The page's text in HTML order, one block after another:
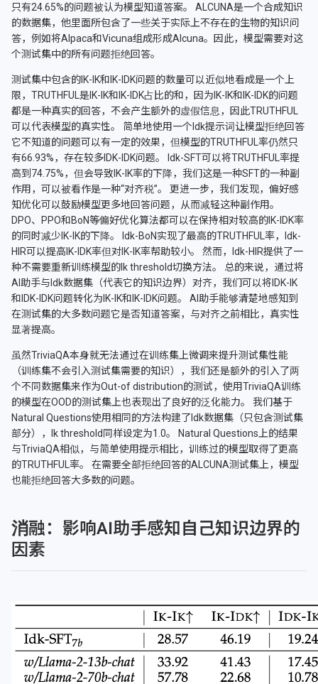
只有24.65%的问题被认为模型知道答案。 ALCUNA是一个合成知识
的数据集，他里面所包含了一些关于实际上不存在的生物的知识问
答，例如将Alpaca和Vicuna组成形成Alcuna。因此，模型需要对这
个测试集中的所有问题拒绝回答。
测试集中包含的IK-IK和IK-IDK问题的数量可以近似地看成是一个上
限，TRUTHFUL是IK-IK和IK-IDK占比的和，因为IK-IK和IK-IDK的问题
都是一种真实的回答，不会产生额外的虚假信息，因此TRUTHFUL
可以代表模型的真实性。 简单地使用一个Idk提示词让模型拒绝回答
它不知道的问题可以有一定的效果，但模型的TRUTHFUL率仍然只
有66.93%，存在较多IDK-IDK问题。 Idk-SFT可以将TRUTHFUL率提
高到74.75%，但会导致IK-IK率的下降，我们这是一种SFT的一种副
作用，可以被看作是一种“对齐税”。 更进一步，我们发现，偏好感
知优化可以鼓励模型更多地回答问题，从而减轻这种副作用。
DPO、PPO和BoN等偏好优化算法都可以在保持相对较高的IK-IDK率
的同时减少IK-IK的下降。 Idk-BoN实现了最高的TRUTHFUL率，Idk-
HIR可以提高IK-IDK率但对IK-IK率帮助较小。 然而，Idk-HIR提供了一
种不需要重新训练模型的Ik threshold切换方法。 总的来说，通过将
AI助手与Idk数据集（代表它的知识边界）对齐，我们可以将IDK-IK
和IDK-IDK问题转化为IK-IK和IK-IDK问题。 AI助手能够清楚地感知到
在测试集的大多数问题它是否知道答案，与对齐之前相比，真实性
显著提高。
虽然TriviaQA本身就无法通过在训练集上微调来提升测试集性能
（训练集不会引入测试集需要的知识），我们还是额外的引入了两
个不同数据集来作为Out-of distribution的测试，使用TriviaQA训练
的模型在OOD的测试集上也表现出了良好的泛化能力。 我们基于
Natural Questions使用相同的方法构建了Idk数据集（只包含测试集
部分），Ik threshold同样设定为1.0。 Natural Questions上的结果
与TriviaQA相似，与简单使用提示相比，训练过的模型取得了更高
的TRUTHFUL率。 在需要全部拒绝回答的ALCUNA测试集上，模型
也能拒绝回答大多数的问题。
消融：影响AI助手感知自己知识边界的
因素